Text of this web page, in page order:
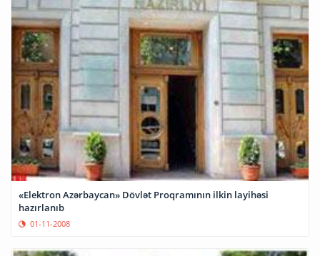
«Elektron Azərbaycan» Dövlət Proqramının ilkin layihəsi
hazırlanıb
01-11-2008